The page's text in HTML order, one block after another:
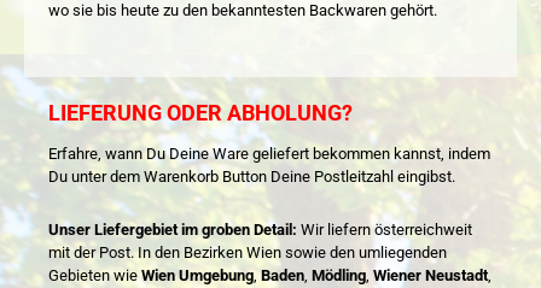
wo sie bis heute zu den bekanntesten Backwaren gehört.
LIEFERUNG ODER ABHOLUNG?
Erfahre, wann Du Deine Ware geliefert bekommen kannst, indem
Du unter dem Warenkorb Button Deine Postleitzahl eingibst.
Unser Liefergebiet im groben Detail: Wir liefern österreichweit
mit der Post. In den Bezirken Wien sowie den umliegenden
Gebieten wie Wien Umgebung, Baden, Mödling, Wiener Neustadt,